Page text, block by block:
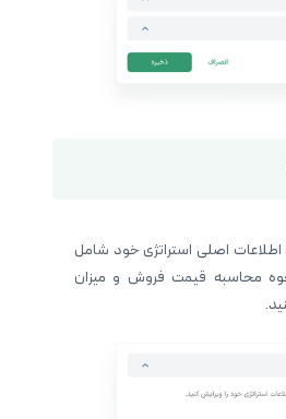
اصلی استراتژی خود شامل
محاسبه قیمت فروش و میزان